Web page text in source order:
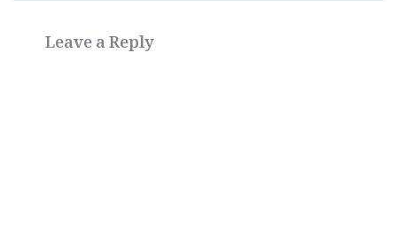
Leave a Reply